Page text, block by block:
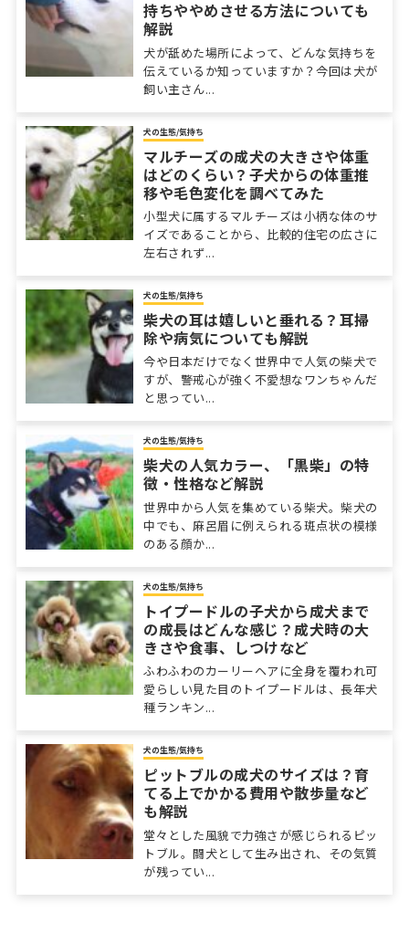
持ちややめさせる方法についても
解説
犬が舐めた場所によって、どんな気持ちを
伝えているか知っていますか？今回は犬が
飼い主さん...
犬の生態/気持ち
マルチーズの成犬の大きさや体重
はどのくらい？子犬からの体重推
移や毛色変化を調べてみた
小型犬に属するマルチーズは小柄な体のサ
イズであることから、比較的住宅の広さに
左右されず...
犬の生態/気持ち
柴犬の耳は嬉しいと垂れる？耳掃
除や病気についても解説
今や日本だけでなく世界中で人気の柴犬で
すが、警戒心が強く不愛想なワンちゃんだ
と思ってい...
犬の生態/気持ち
柴犬の人気カラー、「黒柴」の特
徴・性格など解説
世界中から人気を集めている柴犬。柴犬の
中でも、麻呂眉に例えられる斑点状の模様
のある顔か...
犬の生態/気持ち
トイプードルの子犬から成犬まで
の成長はどんな感じ？成犬時の大
きさや食事、しつけなど
ふわふわのカーリーヘアに全身を覆われ可
愛らしい見た目のトイプードルは、長年犬
種ランキン...
犬の生態/気持ち
ピットブルの成犬のサイズは？育
てる上でかかる費用や散歩量など
も解説
堂々とした風貌で力強さが感じられるピッ
トブル。闘犬として生み出され、その気質
が残ってい...